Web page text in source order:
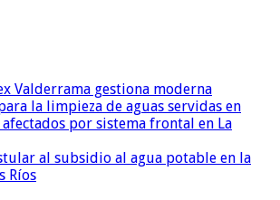
Valderrama gestiona moderna
la limpieza de aguas servidas en
afectados por sistema frontal en La
al subsidio al agua potable en la
Ríos